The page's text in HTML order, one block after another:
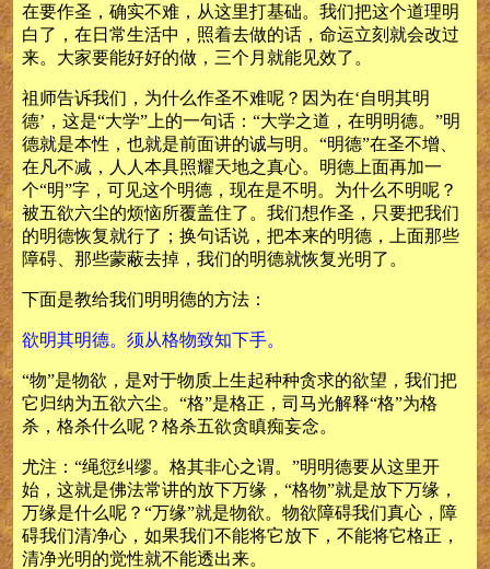
在要作圣，确实不难，从这里打基础。我们把这个道理明
白了，在日常生活中，照着去做的话，命运立刻就会改过
来。大家要能好好的做，三个月就能见效了。
祖师告诉我们，为什么作圣不难呢？因为在‘自明其明
德’，这是“大学”上的一句话：“大学之道，在明明德。”明
德就是本性，也就是前面讲的诚与明。“明德”在圣不增、
在凡不减，人人本具照耀天地之真心。明德上面再加一
个“明”字，可见这个明德，现在是不明。为什么不明呢？
被五欲六尘的烦恼所覆盖住了。我们想作圣，只要把我们
的明德恢复就行了；换句话说，把本来的明德，上面那些
障碍、那些蒙蔽去掉，我们的明德就恢复光明了。
下面是教给我们明明德的方法：
欲明其明德。须从格物致知下手。
“物”是物欲，是对于物质上生起种种贪求的欲望，我们把
它归纳为五欲六尘。“格”是格正，司马光解释“格”为格
杀，格杀什么呢？格杀五欲贪瞋痴妄念。
尤注：“绳愆纠缪。格其非心之谓。”明明德要从这里开
始，这就是佛法常讲的放下万缘，“格物”就是放下万缘，
万缘是什么呢？“万缘”就是物欲。物欲障碍我们真心，障
碍我们清净心，如果我们不能将它放下，不能将它格正，
清净光明的觉性就不能透出来。